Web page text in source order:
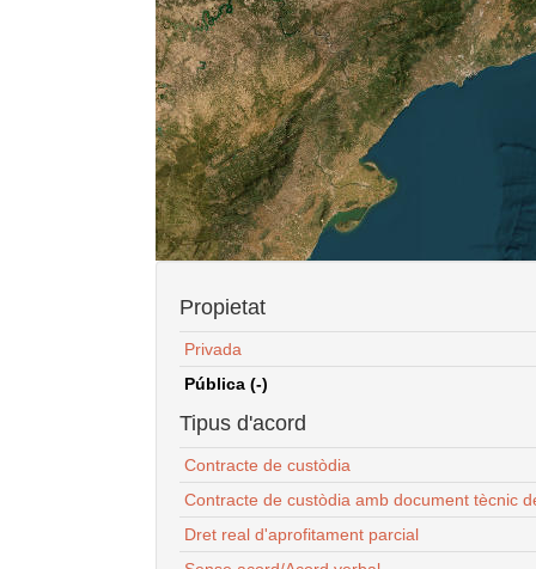
Propietat
Privada
Pública (-)
Tipus d'acord
Contracte de custòdia
Contracte de custòdia amb document tècnic
Dret real d'aprofitament parcial